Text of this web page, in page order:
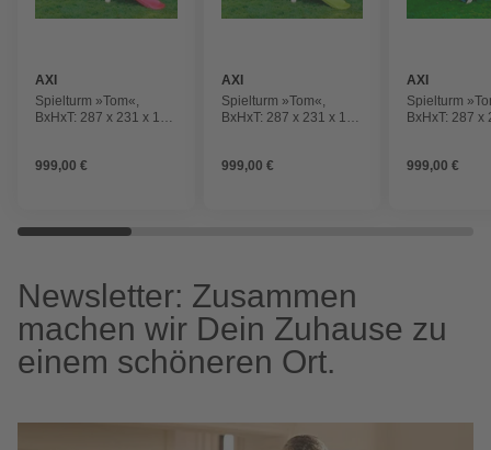
AXI
Spielturm »Tom«,
BxHxT: 287 x 231 x 191
999,00 €
AXI
Spielturm »Tom«,
BxHxT: 287 x 231 x 191
999,00 €
AXI
Spielturm
BxHxT: 287 x
999,00 €
Newsletter: Zusammen
machen wir Dein Zuhause zu
einem schöneren Ort.